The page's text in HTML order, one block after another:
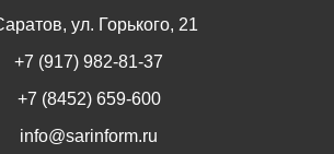
ул. Горького, 21
+7 (917) 982-81-37
+7 (8452) 659-600
info@sarinform.ru